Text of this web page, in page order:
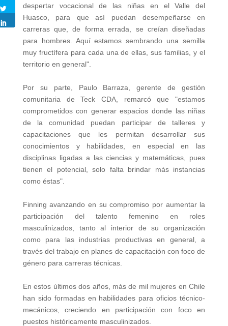
despertar vocacional de las niñas en el Valle del
Huasco, para que así puedan desempeñarse en
carreras que, de forma errada, se creían diseñadas
para hombres. Aquí estamos sembrando una semilla
muy fructífera para cada una de ellas, sus familias, y el
territorio en general".
Por su parte, Paulo Barraza, gerente de gestión
comunitaria de Teck CDA, remarcó que "estamos
comprometidos con generar espacios donde las niñas
de la comunidad puedan participar de talleres y
capacitaciones que les permitan desarrollar sus
conocimientos y habilidades, en especial en las
disciplinas ligadas a las ciencias y matemáticas, pues
tienen el potencial, solo falta brindar más instancias
como éstas".
Finning avanzando en su compromiso por aumentar la
participación del talento femenino en roles
masculinizados, tanto al interior de su organización
como para las industrias productivas en general, a
través del trabajo en planes de capacitación con foco de
género para carreras técnicas.
En estos últimos dos años, más de mil mujeres en Chile
han sido formadas en habilidades para oficios técnico-
mecánicos, creciendo en participación con foco en
puestos históricamente masculinizados.